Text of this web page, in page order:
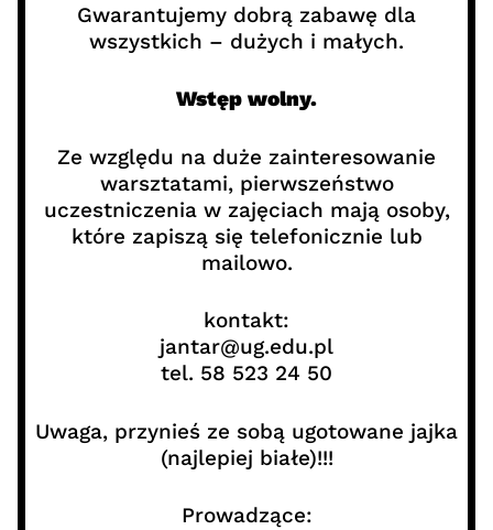
Gwarantujemy dobrą zabawę dla
wszystkich – dużych i małych.
Wstęp wolny.
Ze względu na duże zainteresowanie
warsztatami, pierwszeństwo
uczestniczenia w zajęciach mają osoby,
które zapiszą się telefonicznie lub
mailowo.
kontakt:
jantar@ug.edu.pl
tel. 58 523 24 50
Uwaga, przynieś ze sobą ugotowane jajka
(najlepiej białe)!!!
Prowadzące: